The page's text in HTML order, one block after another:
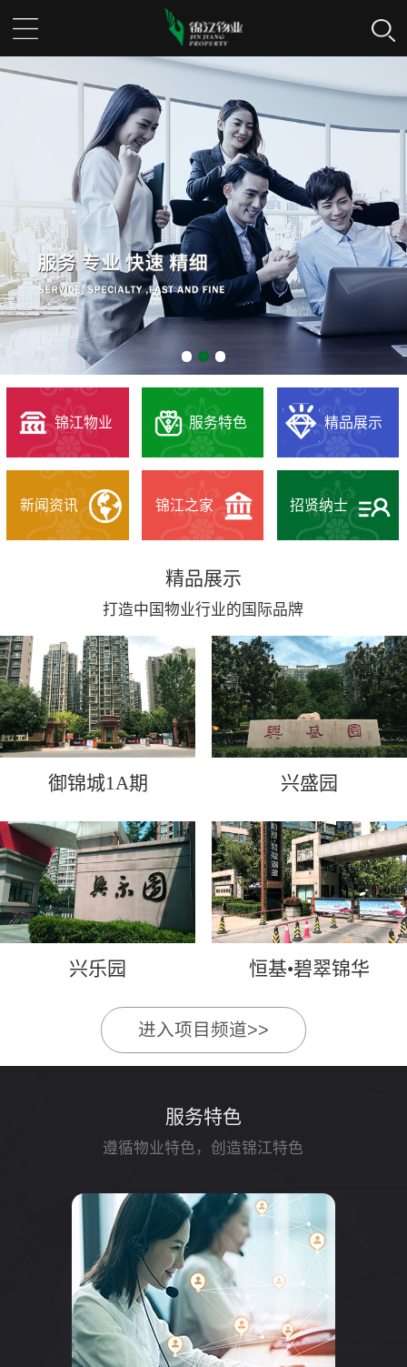
锦江物业 服务特色 精品展示
新闻资讯 锦江之家 招贤纳士
精品展示
打造中国物业行业的国际品牌
御锦城1A期 兴盛园
兴乐园 恒基•碧翠锦华
进入项目频道>>
服务特色
遵循物业特色，创造锦江特色